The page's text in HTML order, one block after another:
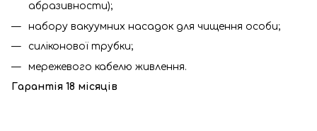
абразивности);
набору вакуумних насадок для чищення особи;
силіконової трубки;
мережевого кабелю живлення.
Гарантія 18 місяців